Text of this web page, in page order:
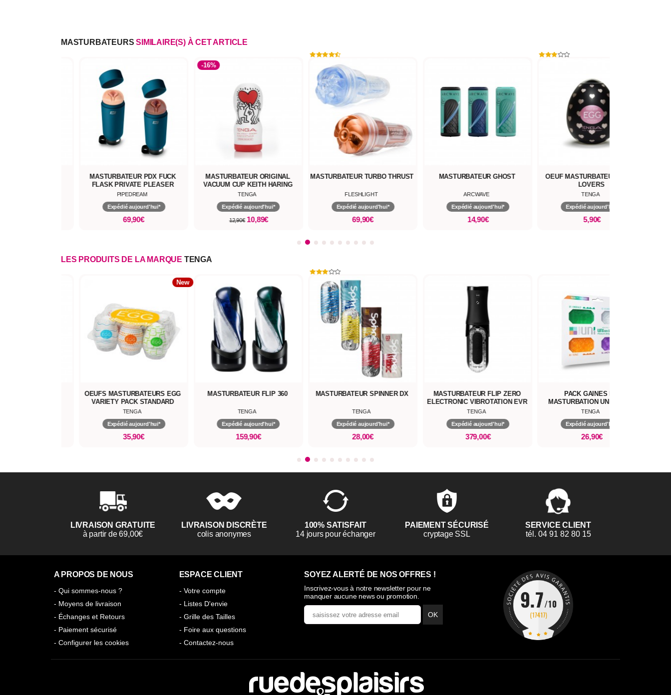
MASTURBATEURS SIMILAIRE(S) À CET ARTICLE
MASTURBATEUR PDX FUCK
FLASK PRIVATE PLEASER
PIPEDREAM
Expédié aujourd'hui*
69,90€
-16%
MASTURBATEUR ORIGINAL
VACUUM CUP KEITH HARING
COLLECTION
TENGA
Expédié aujourd'hui*
12,90€10,89€
MASTURBATEUR TURBO THRUST
FLESHLIGHT
Expédié aujourd'hui*
69,90€
MASTURBATEUR GHOST
ARCWAVE
Expédié aujourd'hui*
14,90€
OEUF MASTURBATEUR - EGG
LOVERS
TENGA
Expédié aujourd'hui*
5,90€
LES PRODUITS DE LA MARQUE TENGA
OEUFS MASTURBATEURS EGG
VARIETY PACK STANDARD
TENGA
Expédié aujourd'hui*
35,90€
New
MASTURBATEUR FLIP 360
TENGA
Expédié aujourd'hui*
159,90€
MASTURBATEUR SPINNER DX
TENGA
Expédié aujourd'hui*
28,00€
MASTURBATEUR FLIP ZERO
ELECTRONIC VIBROTATION EVR
TENGA
Expédié aujourd'hui*
379,00€
PACK GAINES DE
MASTURBATION UNI-SEXE !
TENGA
Expédié aujourd'hui*
26,90€
LIVRAISON GRATUITE
à partir de 69,00€
LIVRAISON DISCRÈTE
colis anonymes
100% SATISFAIT
14 jours pour échanger
PAIEMENT SÉCURISÉ
cryptage SSL
SERVICE CLIENT
tél. 04 91 82 80 15
A PROPOS DE NOUS
- Qui sommes-nous ?
- Moyens de livraison
- Échanges et Retours
- Paiement sécurisé
- Configurer les cookies
ESPACE CLIENT
- Votre compte
- Listes D'envie
- Grille des Tailles
- Foire aux questions
- Contactez-nous
SOYEZ ALERTÉ DE NOS OFFRES !
Inscrivez-vous à notre newsletter pour ne
manquer aucune news ou promotion.
OK